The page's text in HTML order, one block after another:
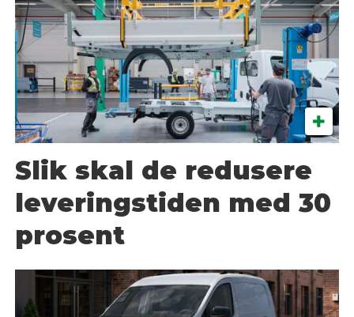
Slik skal de redusere
leveringstiden med 30
prosent